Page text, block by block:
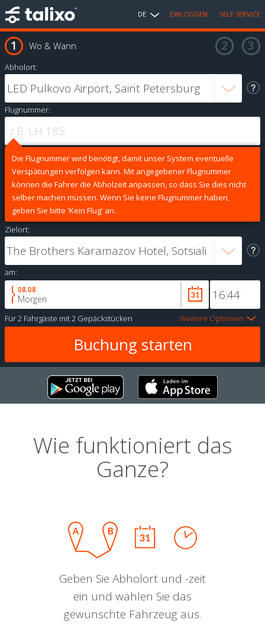
DE EINLOGGEN SELF SERVICE
Wo & Wann
Abholort:
Flugnummer:
Die Flugnummer wird benötigt, damit unser System eventuelle
Verspätungen verfolgen kann. Mit angegebener Flugnummer
können die Fahrer die Abholzeit anpassen, so dass Sie dies nicht
selber machen müssen. Wenn Sie keine Flugnummer haben,
geben Sie bitte 'Kein Flug' an.
Zielort:
am:
08.08
Morgen
Für2 Fahrgäste mit2 Gepäckstücken Weitere Optionen
Wie funktioniert das
Ganze?
Geben Sie Abholort und -zeit
ein und wählen Sie das
gewünschte Fahrzeug aus.